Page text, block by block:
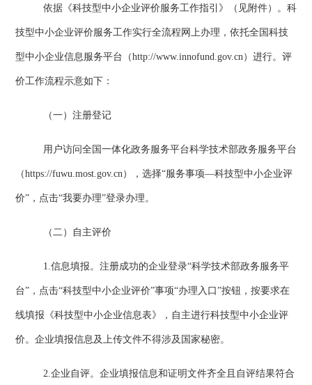
依据《科技型中小企业评价服务工作指引》（见附件）。科
技型中小企业评价服务工作实行全流程网上办理，依托全国科技
型中小企业信息服务平台（http://www.innofund.gov.cn）进行。评
价工作流程示意如下：
（一）注册登记
用户访问全国一体化政务服务平台科学技术部政务服务平台
（https://fuwu.most.gov.cn），选择“服务事项—科技型中小企业评
价”，点击“我要办理”登录办理。
（二）自主评价
1.信息填报。注册成功的企业登录“科学技术部政务服务平
台”，点击“科技型中小企业评价”事项“办理入口”按钮，按要求在
线填报《科技型中小企业信息表》，自主进行科技型中小企业评
价。企业填报信息及上传文件不得涉及国家秘密。
2.企业自评。企业填报信息和证明文件齐全且自评结果符合